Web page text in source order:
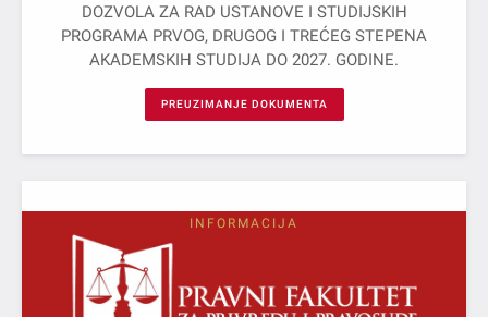
DOZVOLA ZA RAD USTANOVE I STUDIJSKIH
PROGRAMA PRVOG, DRUGOG I TREĆEG STEPENA
AKADEMSKIH STUDIJA DO 2027. GODINE.
PREUZIMANJE DOKUMENTA
INFORMACIJA